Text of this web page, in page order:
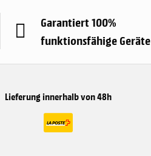
Garantiert 100%
funktionsfähige Geräte
Lieferung innerhalb von 48h